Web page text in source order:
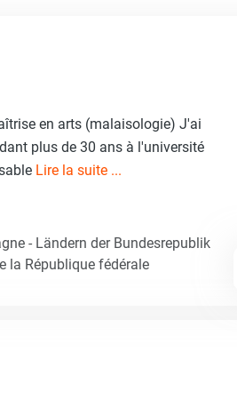
en arts (malaisologie) J'ai
plus de 30 ans à l'université
Lire la suite ...
- Ländern der Bundesrepublik
la République fédérale